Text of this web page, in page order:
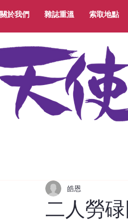
關於我們 雜誌重溫 索取地點
二人勞
皓恩